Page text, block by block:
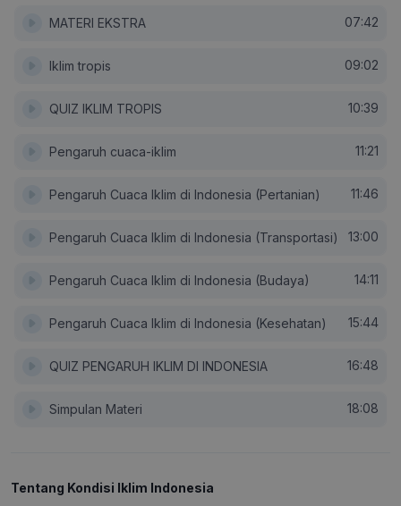
MATERI EKSTRA 07:42
Iklim tropis 09:02
QUIZ IKLIM TROPIS 10:39
Pengaruh cuaca-iklim 11:21
Pengaruh Cuaca Iklim di Indonesia (Pertanian) 11:46
Pengaruh Cuaca Iklim di Indonesia (Transportasi) 13:00
Pengaruh Cuaca Iklim di Indonesia (Budaya) 14:11
Pengaruh Cuaca Iklim di Indonesia (Kesehatan) 15:44
QUIZ PENGARUH IKLIM DI INDONESIA 16:48
Simpulan Materi 18:08
Tentang Kondisi Iklim Indonesia